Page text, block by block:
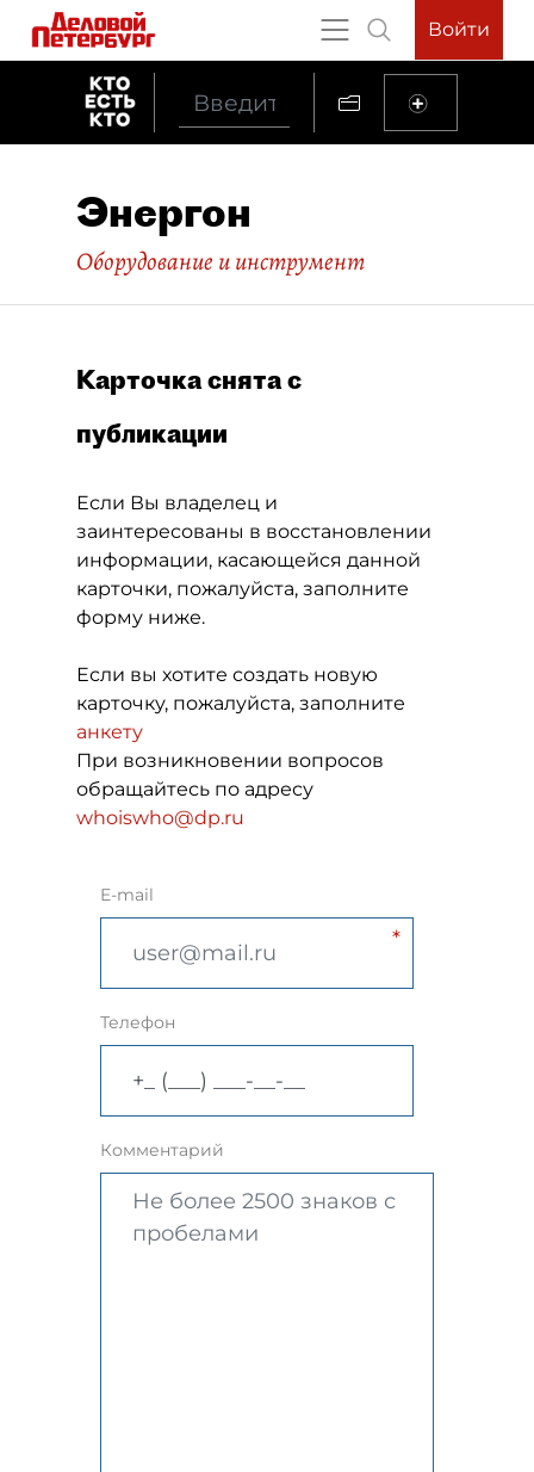
Войти
Энергон
Оборудование и инструмент
Карточка снята с
публикации
Если Вы владелец и
заинтересованы в восстановлении
информации, касающейся данной
карточки, пожалуйста, заполните
форму ниже.
Если вы хотите создать новую
карточку, пожалуйста, заполните
анкету
При возникновении вопросов
обращайтесь по адресу
whoiswho@dp.ru
E-mail
Телефон
Комментарий